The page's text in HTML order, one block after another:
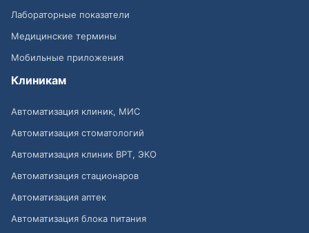
Лабораторные показатели
Медицинские термины
Мобильные приложения
Клиникам
Автоматизация клиник, МИС
Автоматизация стоматологий
Автоматизация клиник ВРТ, ЭКО
Автоматизация стационаров
Автоматизация аптек
Автоматизация блока питания